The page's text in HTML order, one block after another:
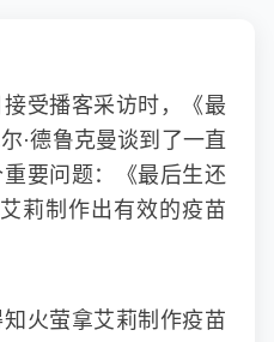
受播客采访时，《最
·德鲁克曼谈到了一直
要问题：《最后生还
莉制作出有效的疫苗
火萤拿艾莉制作疫苗